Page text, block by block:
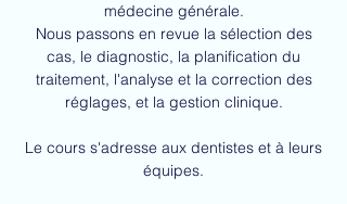
médecine générale.
Nous passons en revue la sélection des
cas, le diagnostic, la planification du
traitement, l'analyse et la correction des
réglages, et la gestion clinique.
Le cours s'adresse aux dentistes et à leurs
équipes.